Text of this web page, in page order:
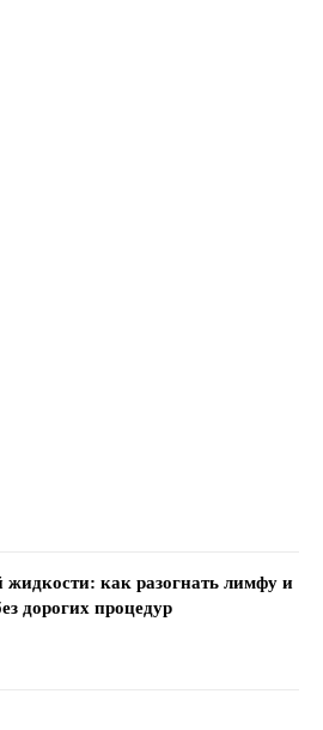
как разогнать лимфу и
дорогих процедур